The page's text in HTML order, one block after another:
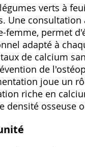
verts à
Une
femme‚ permet
adapté à
de calcium
de
joue un
riche en
densité osseuse